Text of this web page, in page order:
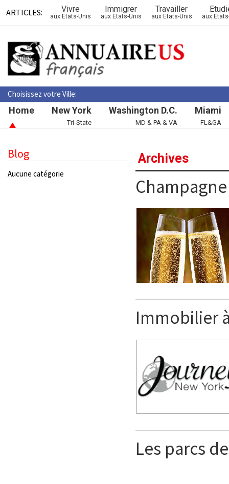
ARTICLES: Vivre
aux Etats-Unis
Immigrer
aux Etats-Unis
Travailler
aux Etats-Unis aux
Choisissez votre Ville:
Home New York
Tri-State
Washington D.C.
MD & PA & VA
Miami
FL&GA
Blog
Aucune catégorie
Archives
Champagne
Immobilier
Les parcs